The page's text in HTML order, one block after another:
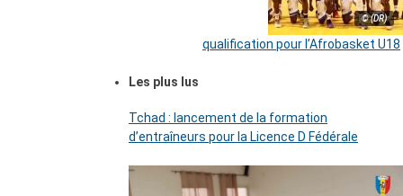
© (DR)
qualification pour l’Afrobasket U18
Les plus lus
Tchad : lancement de la formation
d’entraîneurs pour la Licence D Fédérale